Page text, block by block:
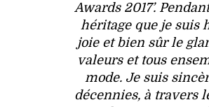
Awards 2017’.
héritage que je suis
joie et bien sûr le
valeurs et tous
mode. Je suis
décennies, à travers